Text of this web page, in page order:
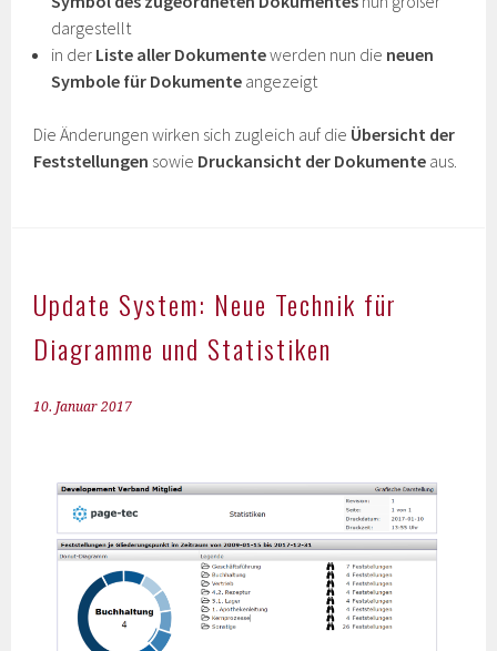
dargestellt
in der Liste aller Dokumentewerden nun die neuen
Symbole für Dokumente angezeigt
Die Änderungen wirken sich zugleich auf die Übersicht der
Feststellungen sowie Druckansicht der Dokumente aus.
Update System: Neue Technik für
Diagramme und Statistiken
10. Januar 2017